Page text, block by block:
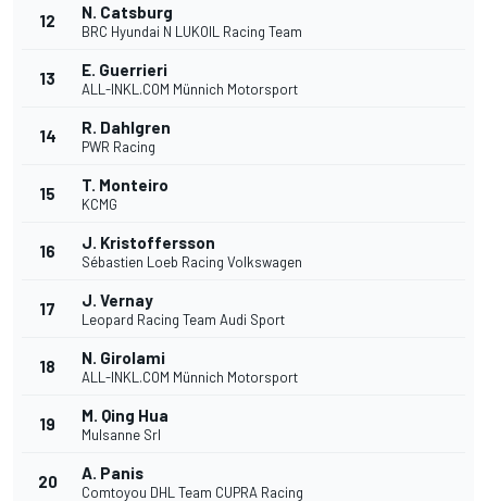
12 N. Catsburg
BRC Hyundai N LUKOIL Racing Team
13 E. Guerrieri
ALL-INKL.COM Münnich Motorsport
14 R. Dahlgren
PWR Racing
15 T. Monteiro
KCMG
16 J. Kristoffersson
Sébastien Loeb Racing Volkswagen
17 J. Vernay
Leopard Racing Team Audi Sport
18 N. Girolami
ALL-INKL.COM Münnich Motorsport
19 M. Qing Hua
Mulsanne Srl
20 A. Panis
Comtoyou DHL Team CUPRA Racing